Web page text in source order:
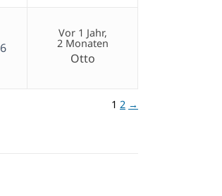
6
Vor 1 Jahr,
2 Monaten
Otto
1 2 →